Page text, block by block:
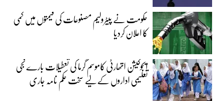
حکومت نے پیٹرولیم مصنوعات کی قیمتوں میں کمی
کا اعلان کردیا
ایجوکیشن اتھارٹی کاموسمِ گرما کی تعطیلات بارے نجی
تعلیمی اداروں کے لیے سخت حکم نامہ جاری